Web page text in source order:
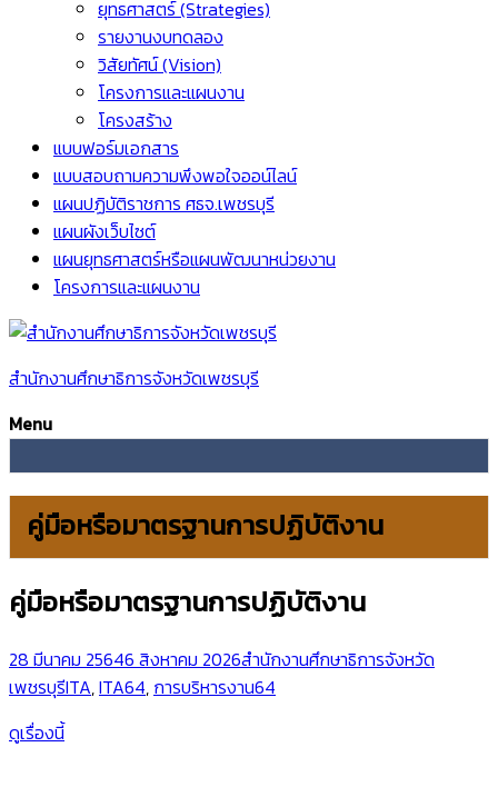
ยุทธศาสตร์ (Strategies)
รายงานงบทดลอง
วิสัยทัศน์ (Vision)
โครงการและแผนงาน
โครงสร้าง
แบบฟอร์มเอกสาร
แบบสอบถามความพึงพอใจออน์ไลน์
แผนปฏิบัติราชการ ศธจ.เพชรบุรี
แผนผังเว็บไซต์
แผนยุทธศาสตร์หรือแผนพัฒนาหน่วยงาน
โครงการและแผนงาน
สำนักงานศึกษาธิการจังหวัดเพชรบุรี
Menu
คู่มือหรือมาตรฐานการปฏิบัติงาน
คู่มือหรือมาตรฐานการปฏิบัติงาน
28 มีนาคม 25646 สิงหาคม 2026สำนักงานศึกษาธิการจังหวัด
เพชรบุรีITA,ITA64, การบริหารงาน64
ดูเรื่องนี้